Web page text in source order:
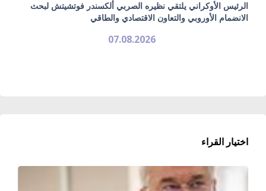
الرئيس الأوكراني يلتقي نظيره الصربي ألكسندر فوتشيتش لبحث
الانضمام الأوروبي والتعاون الاقتصادي والطاقي
07.08.2026
اختيار القراء